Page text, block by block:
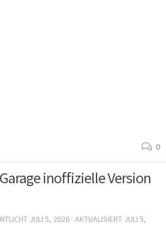
0
Garage inoffizielle Version
JULI 5, 2026 · AKTUALISIERT JULI 5,